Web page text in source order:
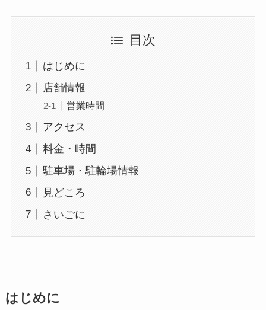
目次
はじめに
店舗情報
営業時間
アクセス
料金・時間
駐車場・駐輪場情報
見どころ
さいごに
はじめに